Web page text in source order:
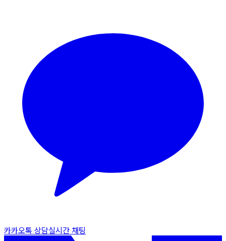
카카오톡 상담실시간 채팅